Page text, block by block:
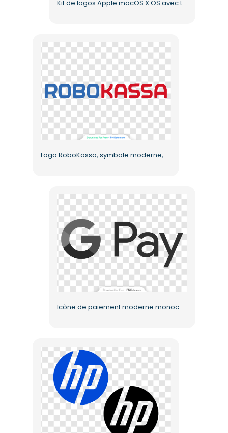
Kit de logos Apple macOS X OS avec trois variantes PNG gratuit
Logo RoboKassa, symbole moderne, PNG gratuit
Icône de paiement moderne monochrome foncé Google Pay (PNG gratuit)